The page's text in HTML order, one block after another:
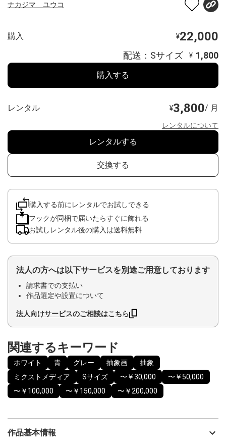
ナカジマ ユウコ
購入 ¥22,000
配送：Sサイズ ¥ 1,800
購入する
レンタル ¥3,800/ 月
レンタルについて
レンタルする
交換する
購入する前にレンタルでお試しできる
フックが同梱で届いたらすぐに飾れる
お試しレンタル後の購入は送料無料
法人の方へは以下サービスを別途ご用意しております
請求書での支払い
作品選定や設置について
法人向けサービスのご相談はこちら
関連するキーワード
ホワイト 青 グレー 抽象画
抽象
ミクストメディア
Sサイズ 〜￥30,000
〜￥50,000
〜￥100,000
〜￥150,000 〜￥200,000
作品基本情報